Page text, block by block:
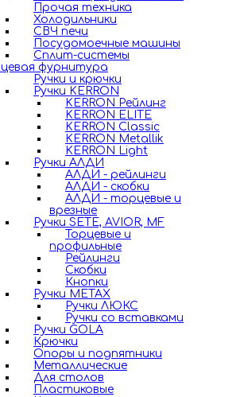
Прочая техника
Холодильники
СВЧ печи
Посудомоечные машины
Сплит-системы
фурнитура
Ручки и крючки
Ручки KERRON
KERRON Рейлинг
KERRON ELITE
KERRON Classic
KERRON Metallik
KERRON Light
Ручки АЛДИ
АЛДИ - рейлинги
АЛДИ - скобки
АЛДИ - торцевые и
врезные
Ручки SETE, AVIOR, MF
Торцевые и
профильные
Рейлинги
Скобки
Кнопки
Ручки METAX
Ручки ЛЮКС
Ручки со вставками
Ручки GOLA
Крючки
Опоры и подпятники
Металлические
Для столов
Пластиковые